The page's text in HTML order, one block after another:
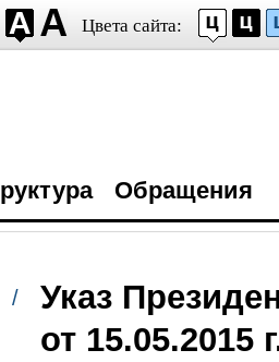
Цвета сайта:
Обращения
/
Указ
от 15.05.2015